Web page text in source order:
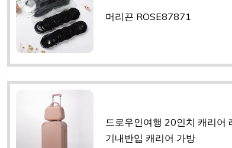
머리끈 ROSE87871
드로우인여행 20인치 캐리어
기내반입 캐리어 가방